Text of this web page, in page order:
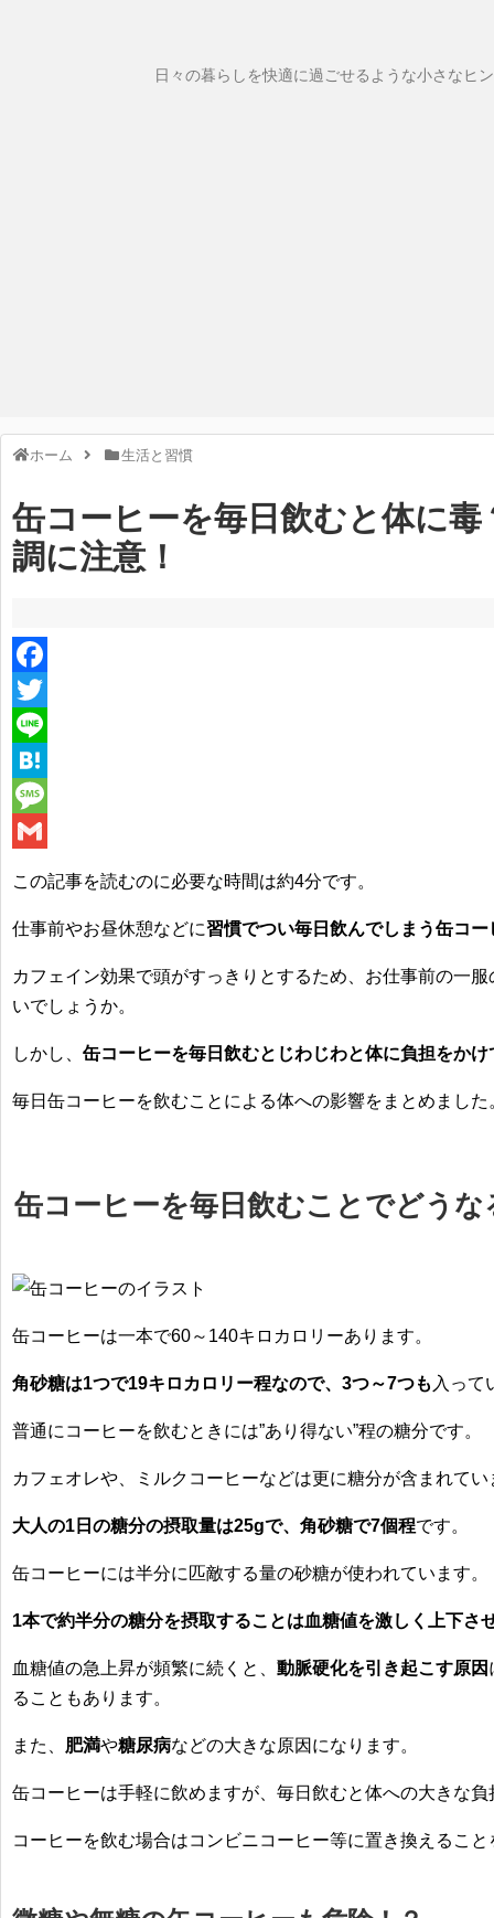
日々の暮らしを快適に過ごせるような小さなヒ
ホーム 生活と習慣
缶コーヒーを毎日飲むと体に
調に注意！
F
a
e
b
k
T
w
i
r
i
n
H
a
n
a
M
s
a
g
e
a
i
l
この記事を読むのに必要な時間は約4分です。
仕事前やお昼休憩などに習慣でつい毎日飲んでしまう缶コー
カフェイン効果で頭がすっきりとするため、お仕事前の一
いでしょうか。
しかし、 缶コーヒーを毎日飲むとじわじわと体に負担をかけ
毎日缶コーヒーを飲むことによる体への影響をまとめました
缶コーヒーを毎日飲むことでどうな
缶コーヒーは一本で60～140キロカロリ ーあります。
角砂糖は1つで19キロカロリー程なので、3つ～7つも 入って
普通にコーヒーを飲むときには”あり得ない”程の糖分です。
カフェオレや、ミルクコーヒーなどは更に糖分が含まれてい
大人の1日の糖分の摂取量は25gで、角砂糖で7個程です。
缶コーヒーには半分に匹敵する量の砂糖が使われています。
1本で約半分の糖分を摂取することは血糖値を激しく上下さ
血糖値の急上昇が頻繁に続くと、 動脈硬化を引き起こす原因
ることもあります。
また、 肥満や糖尿病などの大きな原因になります。
缶コーヒーは手軽に飲めますが、 毎日飲むと体への大きな負
コーヒーを飲む場合はコンビニコーヒー等に置き換えること